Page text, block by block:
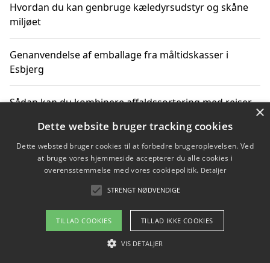
Hvordan du kan genbruge kæledyrsudstyr og skåne
miljøet
Genanvendelse af emballage fra måltidskasser i
Esbjerg
Sådan kan du kombinere affaldssortering med rejser
Hvordan affaldssortering kan bidrage til co2 reduktion
Om / kontakt
Blog Betingelser
×
Dette website bruger tracking cookies
Dette websted bruger cookies til at forbedre brugeroplevelsen. Ved
at bruge vores hjemmeside accepterer du alle cookies i
overensstemmelse med vores cookiepolitik. Detaljer
STRENGT NØDVENDIGE
TILLAD COOKIES TILLAD IKKE COOKIES
VIS DETALJER